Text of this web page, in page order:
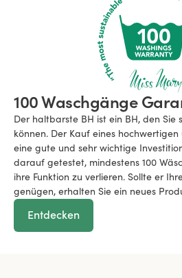
100 Waschgänge
Der haltbarste BH ist ein BH, den Sie
können. Der Kauf eines
eine gute und sehr wichtige
darauf getestet, mindestens 100
ihre Funktion zu verlieren. Sollte er
genügen, erhalten Sie ein neues
Entdecken